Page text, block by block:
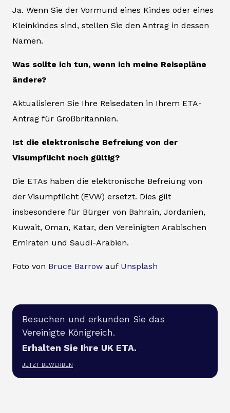
Ja. Wenn Sie der Vormund eines Kindes oder eines
Kleinkindes sind, stellen Sie den Antrag in dessen
Namen.
Was sollte ich tun, wenn ich meine Reisepläne
ändere?
Aktualisieren Sie Ihre Reisedaten in Ihrem ETA-
Antrag für Großbritannien.
Ist die elektronische Befreiung von der
Visumpflicht noch gültig?
Die ETAs haben die elektronische Befreiung von
der Visumpflicht (EVW) ersetzt. Dies gilt
insbesondere für Bürger von Bahrain, Jordanien,
Kuwait, Oman, Katar, den Vereinigten Arabischen
Emiraten und Saudi-Arabien.
Foto von Bruce Barrow auf Unsplash
Besuchen und erkunden Sie das
Vereinigte Königreich.
Erhalten Sie Ihre UK ETA.
JETZT BEWERBEN